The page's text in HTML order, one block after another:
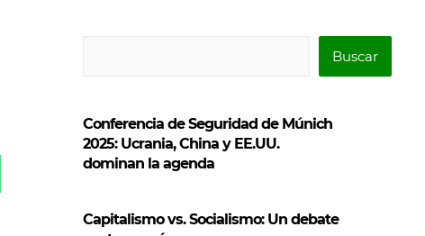
c
a
Buscar
Conferencia de Seguridad de Múnich
2025: Ucrania, China y EE.UU.
dominan la agenda
Capitalismo vs. Socialismo: Un debate